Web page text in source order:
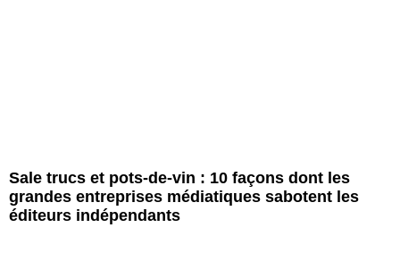
Sale trucs et pots-de-vin : 10 façons dont les
grandes entreprises médiatiques sabotent les
éditeurs indépendants